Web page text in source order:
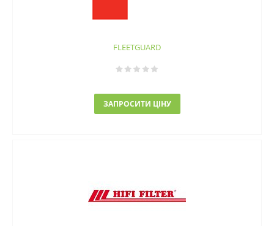
FLEETGUARD
ЗАПРОСИТИ ЦІНУ